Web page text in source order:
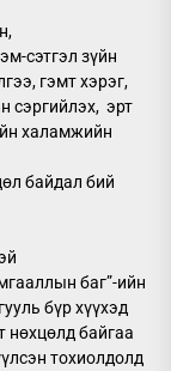
сэтгэл зүйн
гэмт хэрэг,
сэргийлэх, эрт
халамжийн
байдал бий
баг”-ийн
бүр хүүхэд
нөхцөлд байгаа
тохиолдолд